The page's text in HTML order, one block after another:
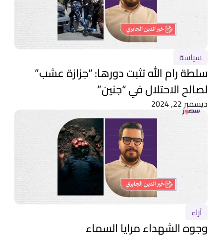
سياسة
سلطة رام الله تثبت دورها: “جزازة عشب”
لصالح الاحتلال في “جنين”
ديسمبر 22, 2024
آراء
وجوه الشهداء مرايا السماء